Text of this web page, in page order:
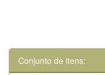
Conjunto de itens: